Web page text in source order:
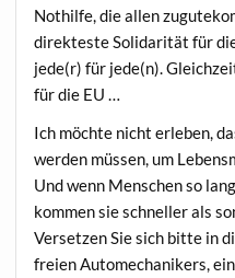
Nothilfe, die allen
direkteste Solidarität für
jede(r) für jede(n).
für die EU …
Ich möchte nicht erleben,
werden müssen, um
Und wenn Menschen so
kommen sie schneller als
Versetzen Sie sich bitte in
freien Automechanikers,